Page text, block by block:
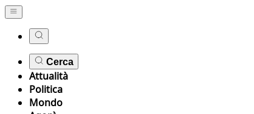
Cerca
Attualità
Politica
Mondo